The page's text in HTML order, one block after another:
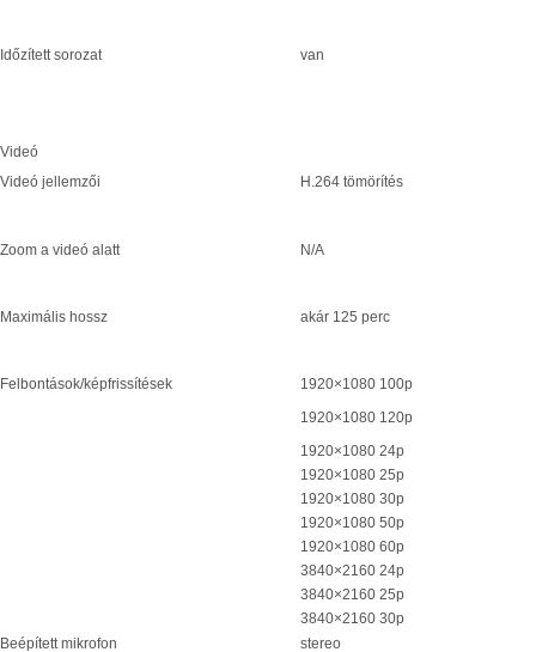
Időzített sorozat van
Videó
Videó jellemzői
H.264 tömörítés
Zoom a videó alatt N/A
Maximális hossz akár 125 perc
Felbontások/képfrissítések
1920×1080 100p
1920×1080 120p
1920×1080 24p
1920×1080 25p
1920×1080 30p
1920×1080 50p
1920×1080 60p
3840×2160 24p
3840×2160 25p
3840×2160 30p
Beépített mikrofon
stereo